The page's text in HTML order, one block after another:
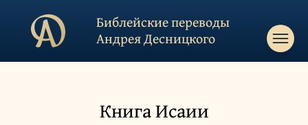
Библейские переводы
Андрея Десницкого
Книга Исаии